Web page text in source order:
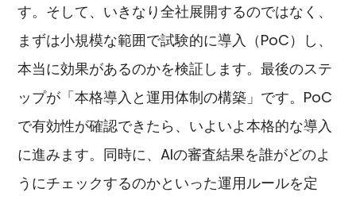
す。そして、いきなり全社展開するのではなく、
まずは小規模な範囲で試験的に導入（PoC）し、
本当に効果があるのかを検証します。最後のステ
ップが「本格導入と運用体制の構築」です。PoC
で有効性が確認できたら、いよいよ本格的な導入
に進みます。同時に、AIの審査結果を誰がどのよ
うにチェックするのかといった運用ルールを定